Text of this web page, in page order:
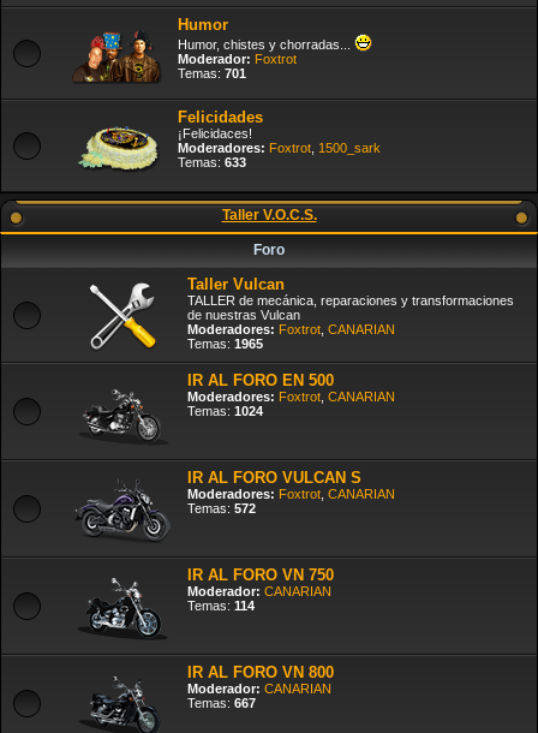
Humor
Humor, chistes y chorradas...
Moderador: Foxtrot
Temas: 701
Felicidades
¡Felicidaces!
Moderadores: Foxtrot 1500_sark
Temas: 633
Taller V.O.C.S.
Foro
Taller Vulcan
TALLER de mecánica, reparaciones y transformaciones
de nuestras Vulcan
Moderadores: Foxtrot CANARIAN
Temas: 1965
IR AL FORO EN 500
Moderadores: Foxtrot CANARIAN
Temas: 1024
IR AL FORO VULCAN S
Moderadores: Foxtrot CANARIAN
Temas: 572
IR AL FORO VN 750
Moderador: CANARIAN
Temas: 114
IR AL FORO VN 800
Moderador: CANARIAN
Temas: 667